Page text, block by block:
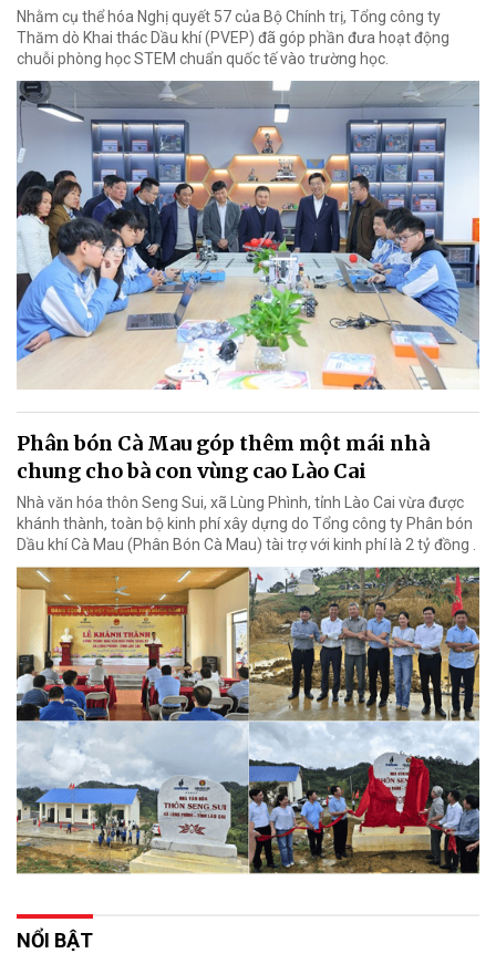
Nhằm cụ thể hóa Nghị quyết 57 của Bộ Chính trị, Tổng công ty
Thăm dò Khai thác Dầu khí (PVEP) đã góp phần đưa hoạt động
chuỗi phòng học STEM chuẩn quốc tế vào trường học.
Phân bón Cà Mau góp thêm một mái nhà
chung cho bà con vùng cao Lào Cai
Nhà văn hóa thôn Seng Sui, xã Lùng Phình, tỉnh Lào Cai vừa được
khánh thành, toàn bộ kinh phí xây dựng do Tổng công ty Phân bón
Dầu khí Cà Mau (Phân Bón Cà Mau) tài trợ với kinh phí là 2 tỷ đồng .
NỔI BẬT